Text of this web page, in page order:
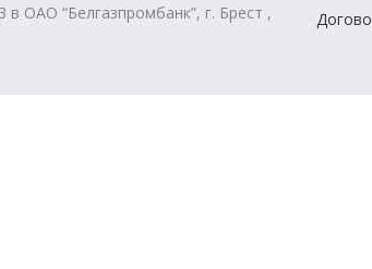
в ОАО “Белгазпромбанк”, г. Брест ,